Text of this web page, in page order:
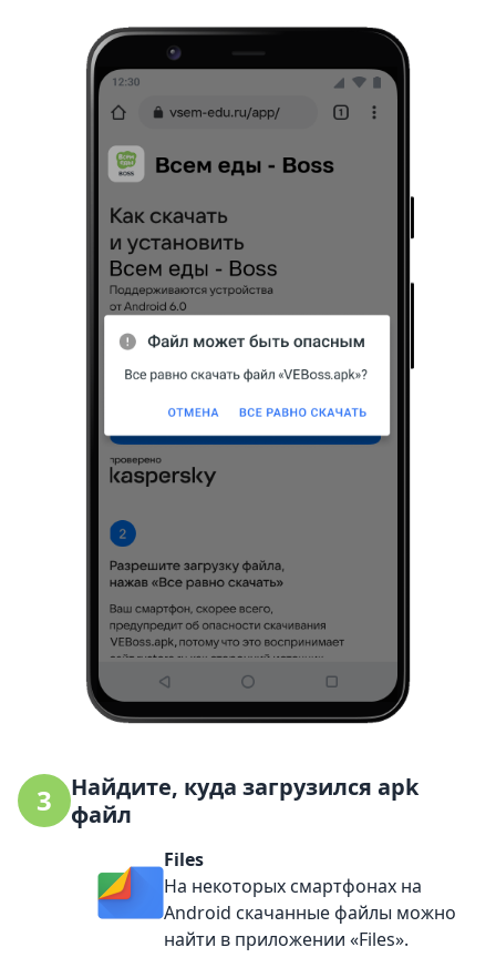
3
Найдите, куда загрузился apk
файл
Files
На некоторых смартфонах на
Android скачанные файлы можно
найти в приложении «Files».